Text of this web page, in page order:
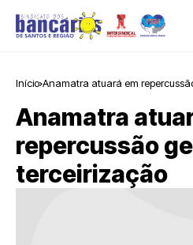
Início Anamatra atuará em
Anamatra
repercussão
terceirização